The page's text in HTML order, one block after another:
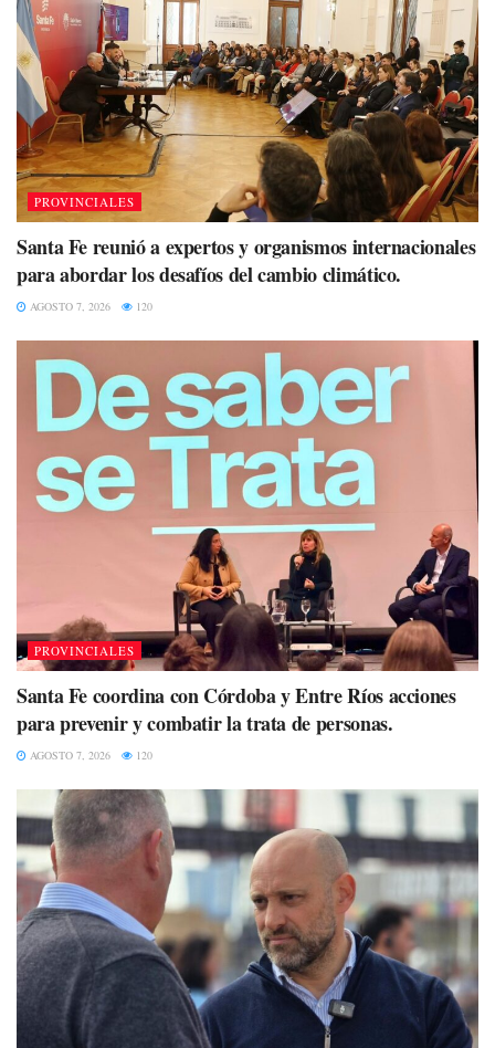
PROVINCIALES
Santa Fe reunió a expertos y organismos internacionales
para abordar los desafíos del cambio climático.
AGOSTO 7, 2026 120
PROVINCIALES
Santa Fe coordina con Córdoba y Entre Ríos acciones
para prevenir y combatir la trata de personas.
AGOSTO 7, 2026 120